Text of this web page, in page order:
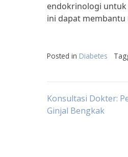
endokrinologi untuk
ini dapat
Posted in Diabetes
Post
Konsultasi Dokter:
Ginjal Bengkak